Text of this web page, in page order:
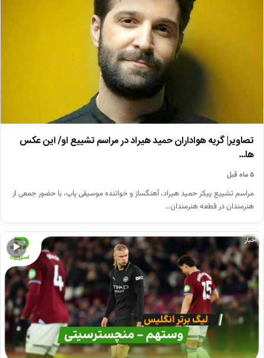
تصاویر| گریه هواداران حمید هیراد در مراسم تشییع او/ این عکس
ها…
۵ ماه قبل
مراسم تشییع پیکر حمید هیراد، آهنگساز و خواننده موسیقی پاپ، با حضور جمعی از
هنرمندان در قطعه هنرمندان…
▶
اخبار